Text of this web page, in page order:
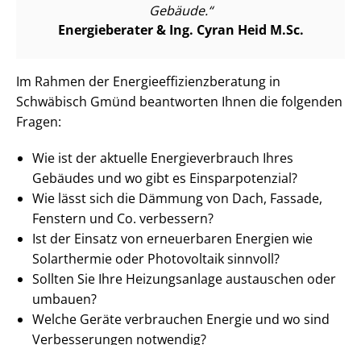
Gebäude.
Energieberater & Ing. Cyran Heid M.Sc.
Im Rahmen der En­er­gie­ef­fi­zi­enz­be­ra­tung in
Schwäbisch Gmünd beantworten Ihnen die folgenden
Fragen:
Wie ist der aktuelle En­er­gie­ver­brauch Ihres
Gebäudes und wo gibt es Ein­spar­po­ten­zi­al?
Wie lässt sich die Dämmung von Dach, Fassade,
Fenstern und Co. verbessern?
Ist der Einsatz von erneuerbaren Energien wie
Solarthermie oder Photovoltaik sinnvoll?
Sollten Sie Ihre Heizungsanlage austauschen oder
umbauen?
Welche Geräte verbrauchen Energie und wo sind
Verbesserungen notwendig?